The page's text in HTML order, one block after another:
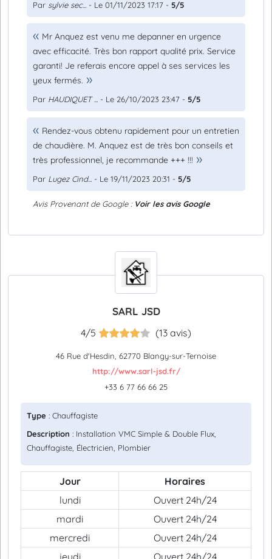
Par sylvie sec... - Le 01/11/2023 17:17 - 5/5
Mr Anquez est venu me depanner en urgence
avec efficacité. Très bon rapport qualité prix. Service
garanti! Je referais encore appel à ses services les
yeux fermés.
Par HAUDIQUET ... - Le 26/10/2023 23:47 - 5/5
Rendez-vous obtenu rapidement pour un entretien
de chaudière. M. Anquez est de très bon conseils et
très professionnel, je recommande +++ !!!
Par Lugez Cind... - Le 19/11/2023 20:31 - 5/5
Avis Provenant de Google : Voir les avis Google
SARL JSD
4/5 (13 avis)
46 Rue d'Hesdin, 62770 Blangy-sur-Ternoise
http://www.sarl-jsd.fr/
+33 6 77 66 66 25
Type : Chauffagiste
Description : Installation VMC Simple & Double Flux,
Chauffagiste, Électricien, Plombier
Jour
Horaires
lundi
Ouvert 24h/24
mardi
Ouvert 24h/24
mercredi
Ouvert 24h/24
jeudi
Ouvert 24h/24